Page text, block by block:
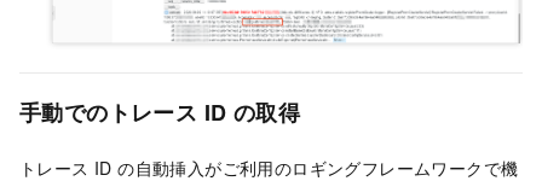
手動でのトレース ID の取得
トレース ID の自動挿入がご利用のロギングフレームワークで機